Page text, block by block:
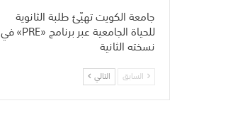
جامعة الكويت تهيّئ طلبة الثانوية
للحياة الجامعية عبر برنامج «PRE» في
نسخته الثانية
السابق التالي